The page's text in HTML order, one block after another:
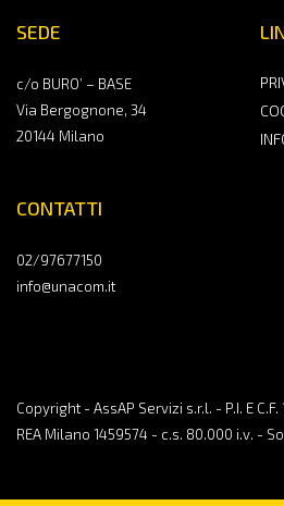
SEDE
c/o BURO’ – BASE
Via Bergognone, 34
20144 Milano
CONTATTI
02/97677150
info@unacom.it
Copyright - AssAP Servizi s.r.l. - P.I. E C.F.
REA Milano 1459574 - c.s. 80.000 i.v. -